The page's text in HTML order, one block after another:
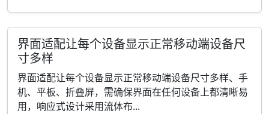
界面适配让每个设备显示正常移动端设备尺
寸多样
界面适配让每个设备显示正常移动端设备尺寸多样、手
机、平板、折叠屏，需确保界面在任何设备上都清晰易
用，响应式设计采用流体布...